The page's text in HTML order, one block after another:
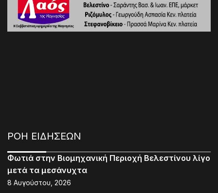
ΡΟΗ ΕΙΔΗΣΕΩΝ
Φωτιά στην Βιομηχανική Περιοχή Βελεστίνου λίγο
μετά τα μεσάνυχτα
8 Αυγούστου, 2026